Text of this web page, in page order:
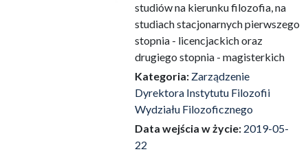
studiów na kierunku filozofia, na
studiach stacjonarnych pierwszego
stopnia - licencjackich oraz
drugiego stopnia - magisterkich
Kategoria: Zarządzenie
Dyrektora Instytutu Filozofii
Wydziału Filozoficznego
Data wejścia w życie: 2019-05-
22